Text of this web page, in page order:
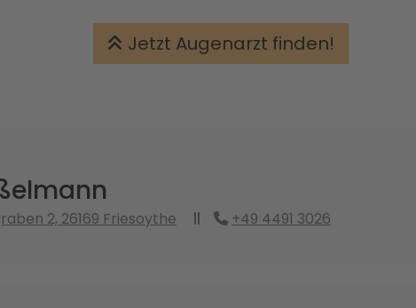
Jetzt Augenarzt finden!
2, 26169 Friesoythe +49 4491 3026